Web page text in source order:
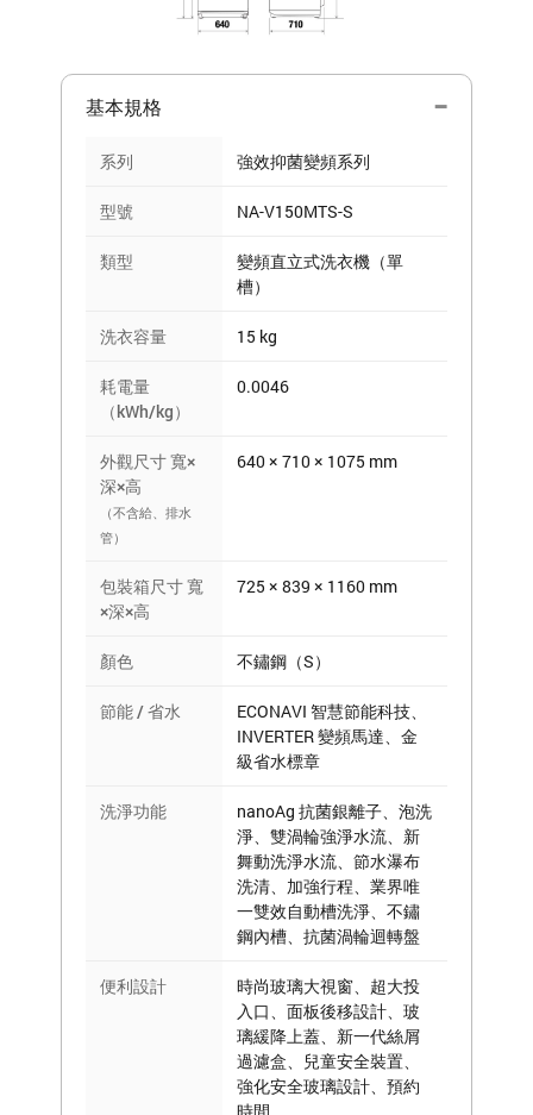
基本規格
系列 強效抑菌變頻系列
型號 NA-V150MTS-S
類型
變頻直立式洗衣機（單
槽）
洗衣容量 15 kg
耗電量
（kWh/kg）
0.0046
外觀尺寸 寬×
深×高
（不含給、排水
管）
640 × 710 × 1075 mm
包裝箱尺寸 寬
×深×高
725 × 839 × 1160 mm
顏色 不鏽鋼（S）
節能 / 省水
ECONAVI 智慧節能科技、
INVERTER 變頻馬達、金
級省水標章
洗淨功能
nanoAg 抗菌銀離子、泡洗
淨、雙渦輪強淨水流、新
舞動洗淨水流、節水瀑布
洗清、加強行程、業界唯
一雙效自動槽洗淨、不鏽
鋼內槽、抗菌渦輪迴轉盤
便利設計
時尚玻璃大視窗、超大投
入口、面板後移設計、玻
璃緩降上蓋、新一代絲屑
過濾盒、兒童安全裝置、
強化安全玻璃設計、預約